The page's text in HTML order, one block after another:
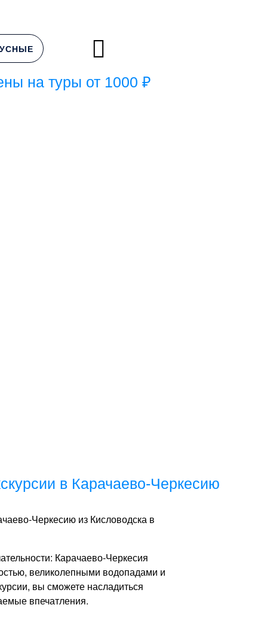
на туры от 1000 ₽
в Карачаево-Черкесию
Черкесию из Кисловодска в
Карачаево-Черкесия
великолепными водопадами и
вы сможете насладиться
впечатления.